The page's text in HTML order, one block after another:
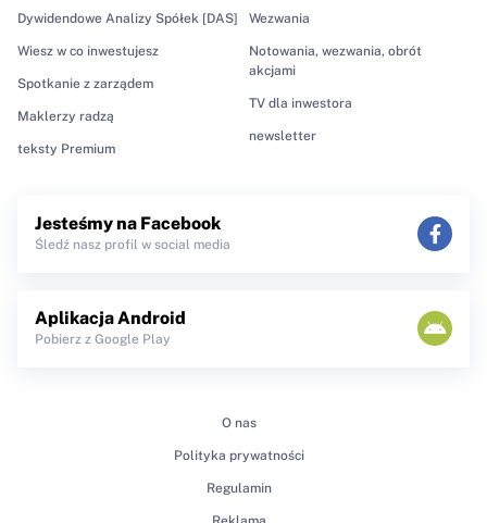
Dywidendowe Analizy Spółek [DAS]
Wiesz w co inwestujesz
Spotkanie z zarządem
Maklerzy radzą
teksty Premium
Wezwania
Notowania, wezwania, obrót
akcjami
TV dla inwestora
newsletter
Jesteśmy na Facebook
Śledź nasz profil w social media
Aplikacja Android
Pobierz z Google Play
O nas
Polityka prywatności
Regulamin